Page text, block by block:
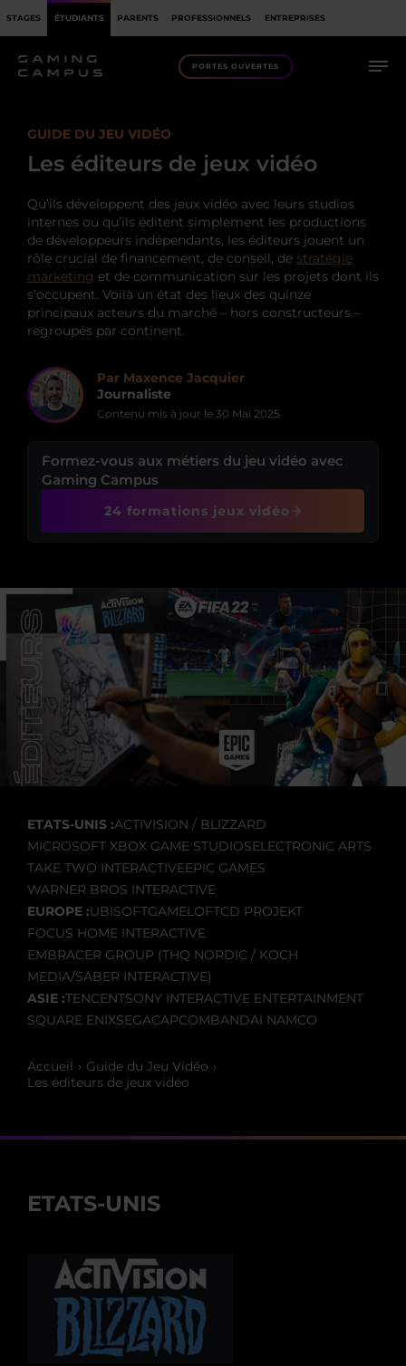
STAGES ÉTUDIANTS PARENTS PROFESSIONNELS ENTREPRISES
PORTES OUVERTES
GUIDE DU JEU VIDÉO
Les éditeurs de jeux vidéo
Qu’ils développent des jeux vidéo avec leurs studios
internes ou qu’ils éditent simplement les productions
de développeurs indépendants, les éditeurs jouent un
rôle crucial de financement, de conseil, de stratégie
marketing et de communication sur les projets dont ils
s’occupent. Voilà un état des lieux des quinze
principaux acteurs du marché – hors constructeurs –
regroupés par continent.
Par Maxence Jacquier
Journaliste
Contenu mis à jour le 30 Mai 2025
Formez-vous aux métiers du jeu vidéo avec
Gaming Campus
24 formations jeux vidéo
ETATS-UNIS :ACTIVISION / BLIZZARD
MICROSOFT XBOX GAME STUDIOSELECTRONIC ARTS
TAKE TWO INTERACTIVEEPIC GAMES
WARNER BROS INTERACTIVE
EUROPE :UBISOFTGAMELOFTCD PROJEKT
FOCUS HOME INTERACTIVE
EMBRACER GROUP (THQ NORDIC / KOCH
MEDIA/SABER INTERACTIVE)
ASIE :TENCENTSONY INTERACTIVE ENTERTAINMENT
SQUARE ENIXSEGACAPCOMBANDAI NAMCO
Accueil
Guide du Jeu Vidéo
Les éditeurs de jeux vidéo
ETATS-UNIS